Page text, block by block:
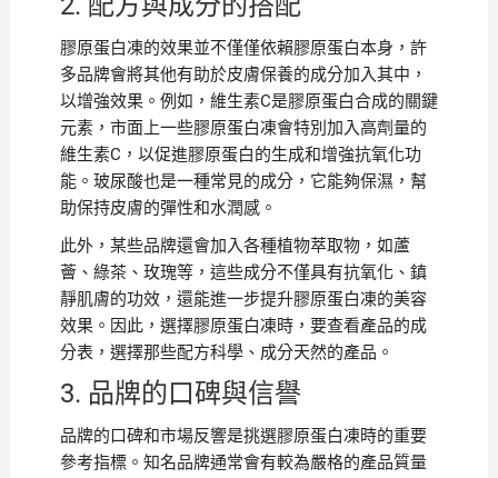
膠原蛋白凍的效果並不僅僅依賴膠原蛋白本身，許
多品牌會將其他有助於皮膚保養的成分加入其中，
以增強效果。例如，維生素C是膠原蛋白合成的關鍵
元素，市面上一些膠原蛋白凍會特別加入高劑量的
維生素C，以促進膠原蛋白的生成和增強抗氧化功
能。玻尿酸也是一種常見的成分，它能夠保濕，幫
助保持皮膚的彈性和水潤感。
此外，某些品牌還會加入各種植物萃取物，如蘆
薈、綠茶、玫瑰等，這些成分不僅具有抗氧化、鎮
靜肌膚的功效，還能進一步提升膠原蛋白凍的美容
效果。因此，選擇膠原蛋白凍時，要查看產品的成
分表，選擇那些配方科學、成分天然的產品。
3. 品牌的口碑與信譽
品牌的口碑和市場反響是挑選膠原蛋白凍時的重要
參考指標。知名品牌通常會有較為嚴格的產品質量